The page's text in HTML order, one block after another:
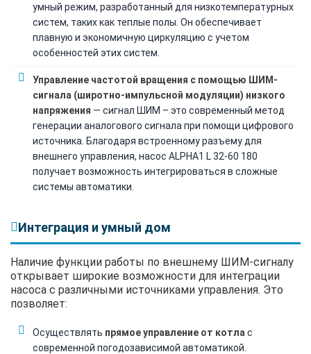
умный режим, разработанный для низкотемпературных
систем, таких как теплые полы. Он обеспечивает
плавную и экономичную циркуляцию с учетом
особенностей этих систем.
Управление частотой вращения с помощью ШИМ-
сигнала (широтно-импульсной модуляции) низкого
напряжения — сигнал ШИМ – это современный метод
генерации аналогового сигнала при помощи цифрового
источника. Благодаря встроенному разъему для
внешнего управления, насос ALPHA1 L 32-60 180
получает возможность интегрироваться в сложные
системы автоматики.
Интеграция и умный дом
Наличие функции работы по внешнему ШИМ-сигналу
открывает широкие возможности для интеграции
насоса с различными источниками управления. Это
позволяет:
Осуществлять прямое управление от котла с
современной погодозависимой автоматикой.